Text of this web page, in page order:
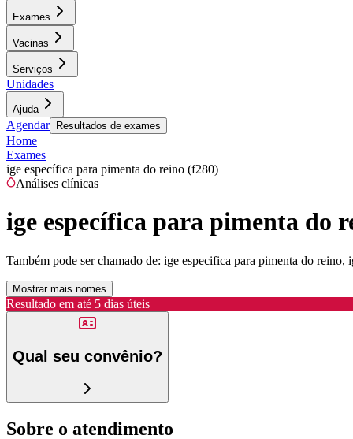
Exames
Vacinas
Serviços
Unidades
Ajuda
Agendar Resultados de exames
Home
Exames
ige específica para pimenta do reino (f280)
Análises clínicas
ige específica para pimenta do
Também pode ser chamado de: ige especifica para pimenta do reino,
Mostrar mais nomes
Resultado em até 5 dias úteis
Qual seu convênio?
Sobre o atendimento